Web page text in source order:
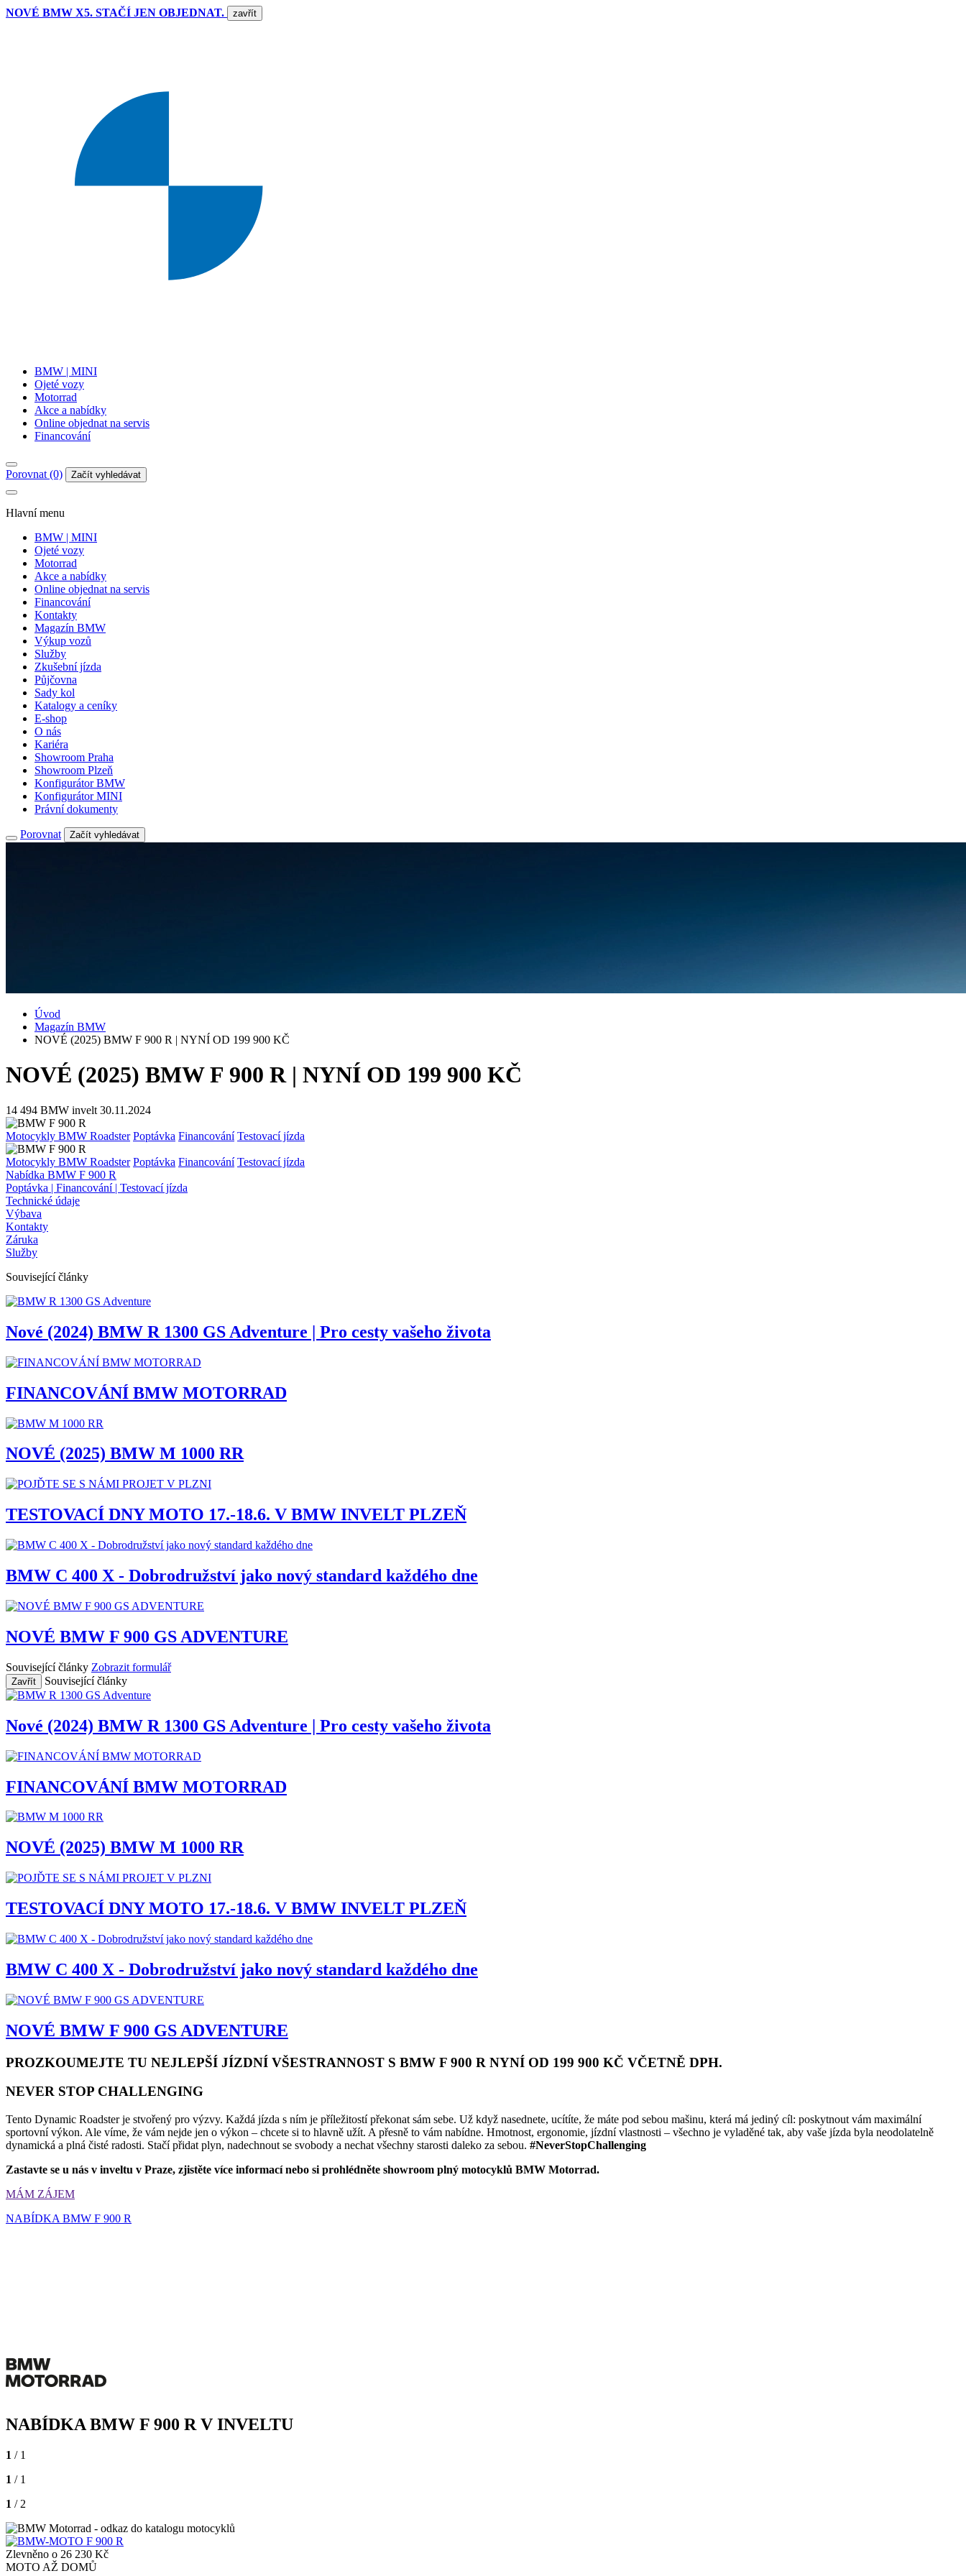
NOVÉ BMW X5. STAČÍ JEN OBJEDNAT. zavřít
BMW | MINI
Ojeté vozy
Motorrad
Akce a nabídky
Online objednat na servis
Financování
Porovnat (0) Začít vyhledávat
Hlavní menu
BMW | MINI
Ojeté vozy
Motorrad
Akce a nabídky
Online objednat na servis
Financování
Kontakty
Magazín BMW
Výkup vozů
Služby
Zkušební jízda
Půjčovna
Sady kol
Katalogy a ceníky
E-shop
O nás
Kariéra
Showroom Praha
Showroom Plzeň
Konfigurátor BMW
Konfigurátor MINI
Právní dokumenty
Porovnat Začít vyhledávat
Úvod
Magazín BMW
NOVÉ (2025) BMW F 900 R | NYNÍ OD 199 900 KČ
NOVÉ (2025) BMW F 900 R | NYNÍ OD 199 900 KČ
14 494 BMW invelt 30.11.2024
Motocykly BMW Roadster Poptávka Financování Testovací jízda
Motocykly BMW Roadster Poptávka Financování Testovací jízda
Nabídka BMW F 900 R
Poptávka | Financování | Testovací jízda
Technické údaje
Výbava
Kontakty
Záruka
Služby
Související články
Nové (2024) BMW R 1300 GS Adventure | Pro cesty vašeho života
FINANCOVÁNÍ BMW MOTORRAD
NOVÉ (2025) BMW M 1000 RR
TESTOVACÍ DNY MOTO 17.-18.6. V BMW INVELT PLZEŇ
BMW C 400 X - Dobrodružství jako nový standard každého dne
NOVÉ BMW F 900 GS ADVENTURE
Související články Zobrazit formulář
Zavřít Související články
Nové (2024) BMW R 1300 GS Adventure | Pro cesty vašeho života
FINANCOVÁNÍ BMW MOTORRAD
NOVÉ (2025) BMW M 1000 RR
TESTOVACÍ DNY MOTO 17.-18.6. V BMW INVELT PLZEŇ
BMW C 400 X - Dobrodružství jako nový standard každého dne
NOVÉ BMW F 900 GS ADVENTURE
PROZKOUMEJTE TU NEJLEPŠÍ JÍZDNÍ VŠESTRANNOST S BMW F 900 R NYNÍ OD 199 900 KČ VČETNĚ DPH.
NEVER STOP CHALLENGING
Tento Dynamic Roadster je stvořený pro výzvy. Každá jízda s ním je příležitostí překonat sám sebe. Už když nasednete, ucítíte, že máte pod sebou mašinu, která má jediný cíl: poskytnout vám maximální
sportovní výkon. Ale víme, že vám nejde jen o výkon – chcete si to hlavně užít. A přesně to vám nabídne. Hmotnost, ergonomie, jízdní vlastnosti – všechno je vyladěné tak, aby vaše jízda byla neodolatelně
dynamická a plná čisté radosti. Stačí přidat plyn, nadechnout se svobody a nechat všechny starosti daleko za sebou. #NeverStopChallenging
Zastavte se u nás v inveltu v Praze, zjistěte více informací nebo si prohlédněte showroom plný motocyklů BMW Motorrad.
MÁM ZÁJEM
NABÍDKA BMW F 900 R
NABÍDKA BMW F 900 R V INVELTU
1 / 1
1 / 1
1 / 2
Zlevněno o 26 230 Kč
MOTO AŽ DOMŮ